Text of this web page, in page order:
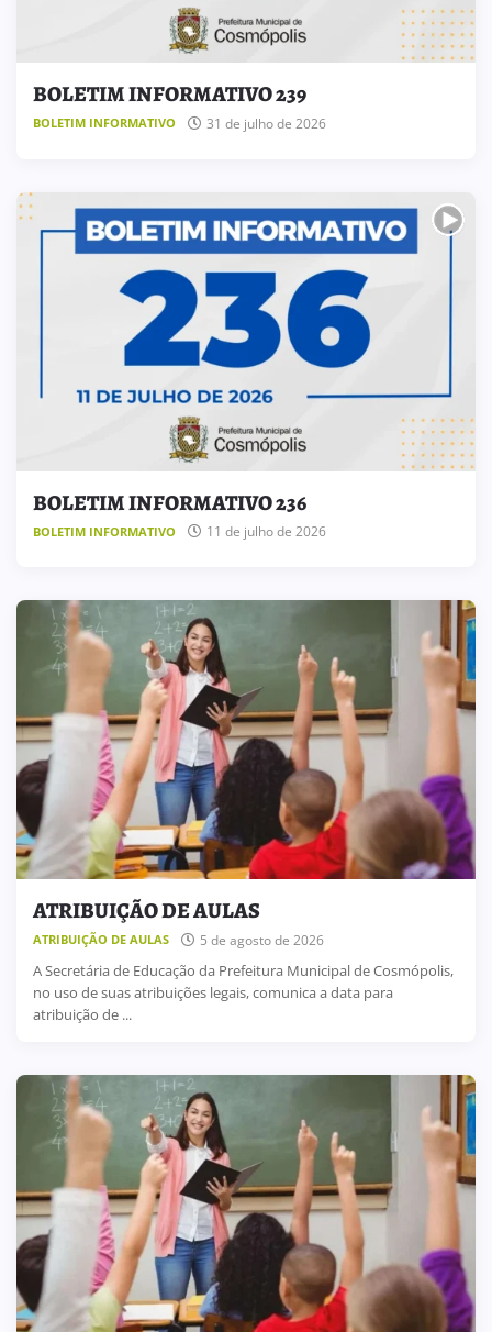
BOLETIM INFORMATIVO 239
BOLETIM INFORMATIVO 31 de julho de 2026
BOLETIM INFORMATIVO 236
BOLETIM INFORMATIVO 11 de julho de 2026
ATRIBUIÇÃO DE AULAS
ATRIBUIÇÃO DE AULAS 5 de agosto de 2026
A Secretária de Educação da Prefeitura Municipal de Cosmópolis,
no uso de suas atribuições legais, comunica a data para
atribuição de ...